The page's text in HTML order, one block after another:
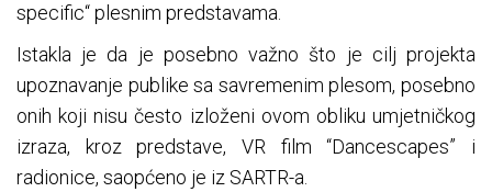
specific“ plesnim predstavama.
Istakla je da je posebno važno što je cilj projekta
upoznavanje publike sa savremenim plesom, posebno
onih koji nisu često izloženi ovom obliku umjetničkog
izraza, kroz predstave, VR film “Dancescapes” i
radionice, saopćeno je iz SARTR-a.